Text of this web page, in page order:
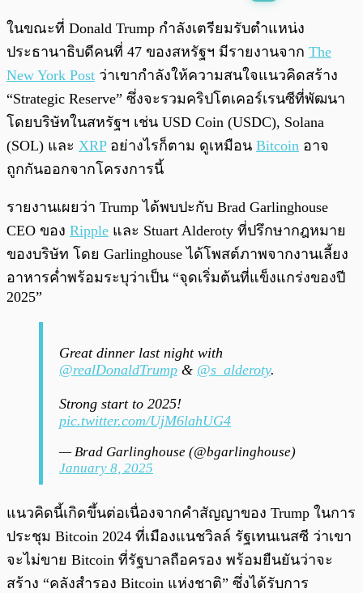
พร้อมเล่น /
ในขณะที่ Donald Trump กำลังเตรียมรับตำแหน่ง
ประธานาธิบดีคนที่ 47 ของสหรัฐฯ มีรายงานจาก The
New York Post ว่าเขากำลังให้ความสนใจแนวคิดสร้าง
“Strategic Reserve” ซึ่งจะรวมคริปโตเคอร์เรนซีที่พัฒนา
โดยบริษัทในสหรัฐฯ เช่น USD Coin (USDC), Solana
(SOL) และ XRPอย่างไรก็ตาม ดูเหมือน Bitcoin อาจ
ถูกกันออกจากโครงการนี้
รายงานเผยว่า Trump ได้พบปะกับ Brad Garlinghouse
CEO ของ Ripple และ Stuart Alderoty ที่ปรึกษากฎหมาย
ของบริษัท โดย Garlinghouse ได้โพสต์ภาพจากงานเลี้ยง
อาหารค่ำพร้อมระบุว่าเป็น “จุดเริ่มต้นที่แข็งแกร่งของปี
2025”
Great dinner last night with
@realDonaldTrump & @s_alderoty.
Strong start to 2025!
pic.twitter.com/UjM6lahUG4
— Brad Garlinghouse (@bgarlinghouse)
January 8, 2025
แนวคิดนี้เกิดขึ้นต่อเนื่องจากคำสัญญาของ Trump ในการ
ประชุม Bitcoin 2024 ที่เมืองแนชวิลล์ รัฐเทนเนสซี ว่าเขา
จะไม่ขาย Bitcoin ที่รัฐบาลถือครอง พร้อมยืนยันว่าจะ
สร้าง “คลังสำรอง Bitcoin แห่งชาติ” ซึ่งได้รับการ